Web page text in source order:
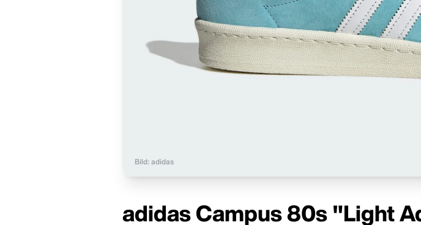
Bild: adidas
adidas Campus 80s "Light